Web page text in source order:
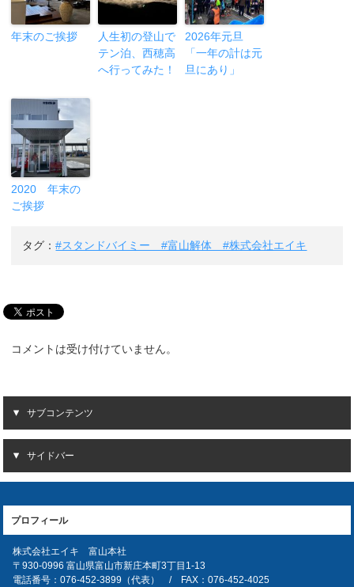
年末のご挨拶
人生初の登山で
テン泊、西穂高
へ行ってみた！
2026年元旦
「一年の計は元
旦にあり」
2020 年末の
ご挨拶
タグ：#スタンドバイミー #富山解体 #株式会社エイキ
コメントは受け付けていません。
サブコンテンツ
サイドバー
プロフィール
株式会社エイキ 富山本社
〒930-0996 富山県富山市新庄本町3丁目1-13
電話番号：076-452-3899（代表） / FAX：076-452-4025